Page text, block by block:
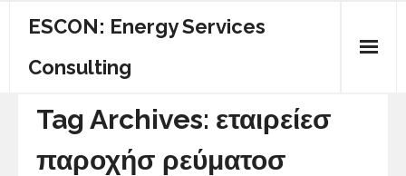
ESCON: Energy Services
Consulting
ΠΟΙΟΙ ΕΙΜΑΣΤΕ
ΚΕΝΤΡΙΚΗ
Tag Archives: εταιρείεσ
παροχήσ ρεύματοσ